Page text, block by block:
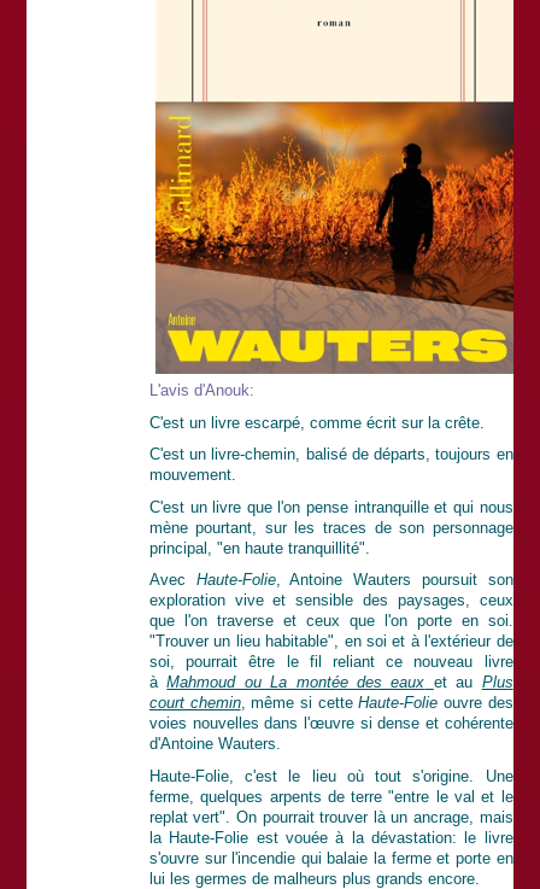
L'avis d'Anouk:
C'est un livre escarpé, comme écrit sur la crête.
C'est un livre-chemin, balisé de départs, toujours en
mouvement.
C'est un livre que l'on pense intranquille et qui nous
mène pourtant, sur les traces de son personnage
principal, "en haute tranquillité".
Avec Haute-Folie, Antoine Wauters poursuit son
exploration vive et sensible des paysages, ceux
que l'on traverse et ceux que l'on porte en soi.
"Trouver un lieu habitable", en soi et à l'extérieur de
soi, pourrait être le fil reliant ce nouveau livre
àMahmoud ou La montée des eaux et au Plus
court chemin, même si cetteHaute-Folie ouvre des
voies nouvelles dans l'œuvre si dense et cohérente
d'Antoine Wauters.
Haute-Folie, c'est le lieu où tout s'origine. Une
ferme, quelques arpents de terre "entre le val et le
replat vert". On pourrait trouver là un ancrage, mais
la Haute-Folie est vouée à la dévastation: le livre
s'ouvre sur l'incendie qui balaie la ferme et porte en
lui les germes de malheurs plus grands encore.